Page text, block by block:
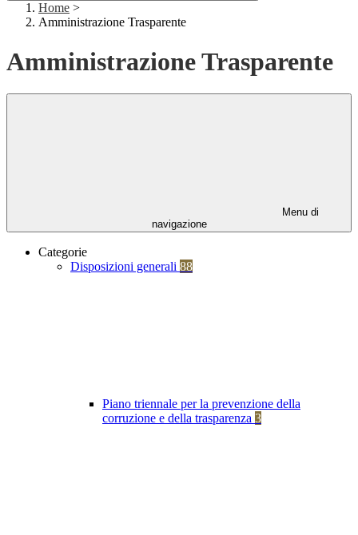
Home >
Amministrazione Trasparente
Amministrazione Trasparente
Menu di
navigazione
Categorie
Disposizioni generali 88
Piano triennale per la prevenzione della
corruzione e della trasparenza 3